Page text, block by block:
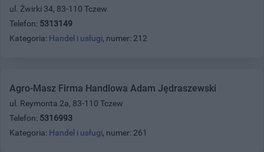
ul. Żwirki 34, 83-110 Tczew
Telefon: 5313149
Kategoria: Handel i usługi, numer: 212
Agro-Masz Firma Handlowa Adam Jędraszewski
ul. Reymonta 2a, 83-110 Tczew
Telefon: 5316993
Kategoria: Handel i usługi, numer: 261